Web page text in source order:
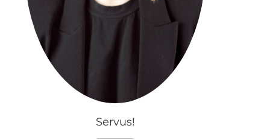
Servus!